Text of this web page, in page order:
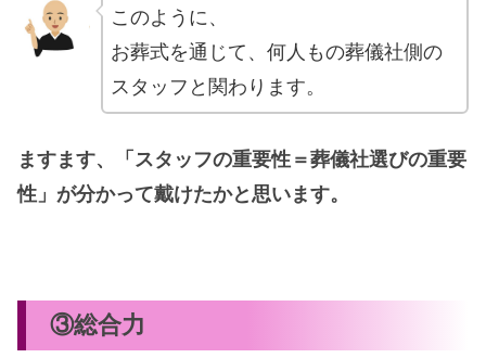
このように、
お葬式を通じて、何人もの葬儀社側の
スタッフと関わります。
ますます、「スタッフの重要性＝葬儀社選びの重要
性」が分かって戴けたかと思います。
③総合力